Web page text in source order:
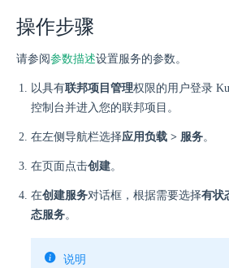
操作步骤
请参阅参数描述设置服务的参数。
以具有联邦项目管理权限的用户登录
控制台并进入您的联邦项目。
在左侧导航栏选择应用负载 > 服务。
在页面点击创建。
在创建服务对话框，根据需要选择有状
态服务。
说明